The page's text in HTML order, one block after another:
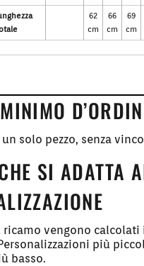
62
cm
66
cm
69
cm
solo pezzo, senza
SI ADATTA
ricamo vengono calcolati
più
basso.